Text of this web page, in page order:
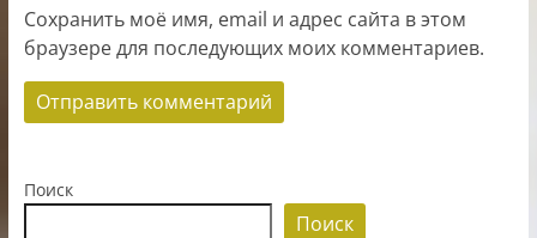
Сохранить моё имя, email и адрес сайта в этом
браузере для последующих моих комментариев.
Поиск
Поиск